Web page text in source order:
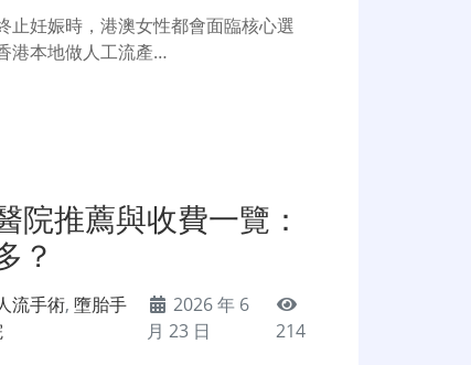
止妊娠時，港澳女性都會面臨核心選
港本地做人工流產…
院推薦與收費一覽：
？
流手術,墮胎手
2026 年 6
月 23 日
214